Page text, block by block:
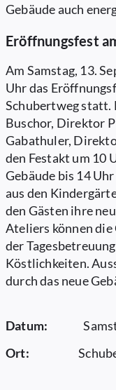
Gebäude auch
Eröffnungsfest
Am Samstag, 13.
Uhr das
Schubertweg statt.
Buschor, Direktor
Gabathuler,
den Festakt um 10
Gebäude bis 14
aus den
den Gästen ihre
Ateliers können
der
Köstlichkeiten.
durch das neue
Datum:
Ort: